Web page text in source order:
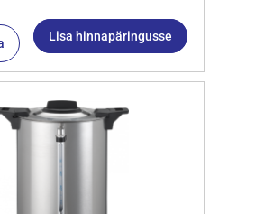
Lisa hinnapäringusse